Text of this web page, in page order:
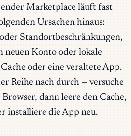
Marketplace läuft fast
Ursachen hinaus:
Standortbeschränkungen,
neuen Konto oder lokale
oder eine veraltete App.
Reihe nach durch — versuche
dann leere den Cache,
installiere die App neu.